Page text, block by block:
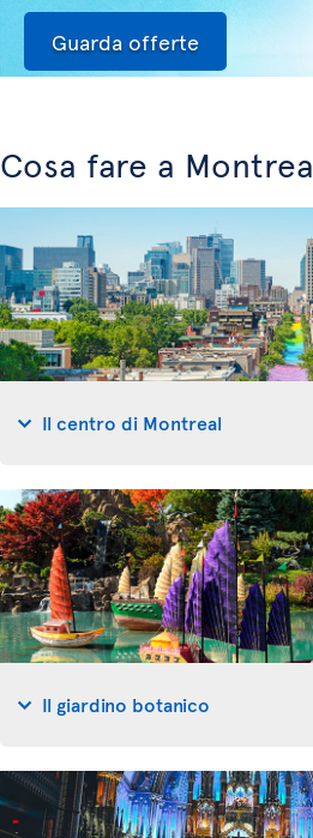
Guarda offerte
Cosa fare a
Il centro di Montreal
Il giardino botanico